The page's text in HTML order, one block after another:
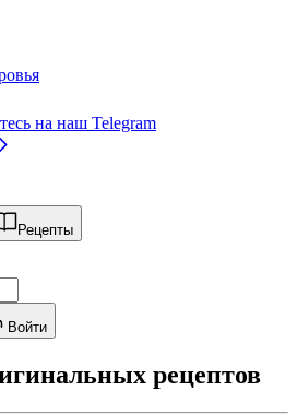
на наш Telegram
Рецепты
Войти
рецептов